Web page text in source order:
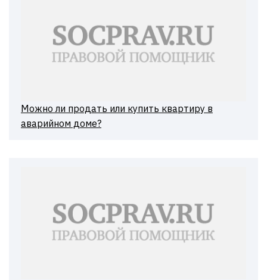
Можно ли продать или купить квартиру в
аварийном доме?